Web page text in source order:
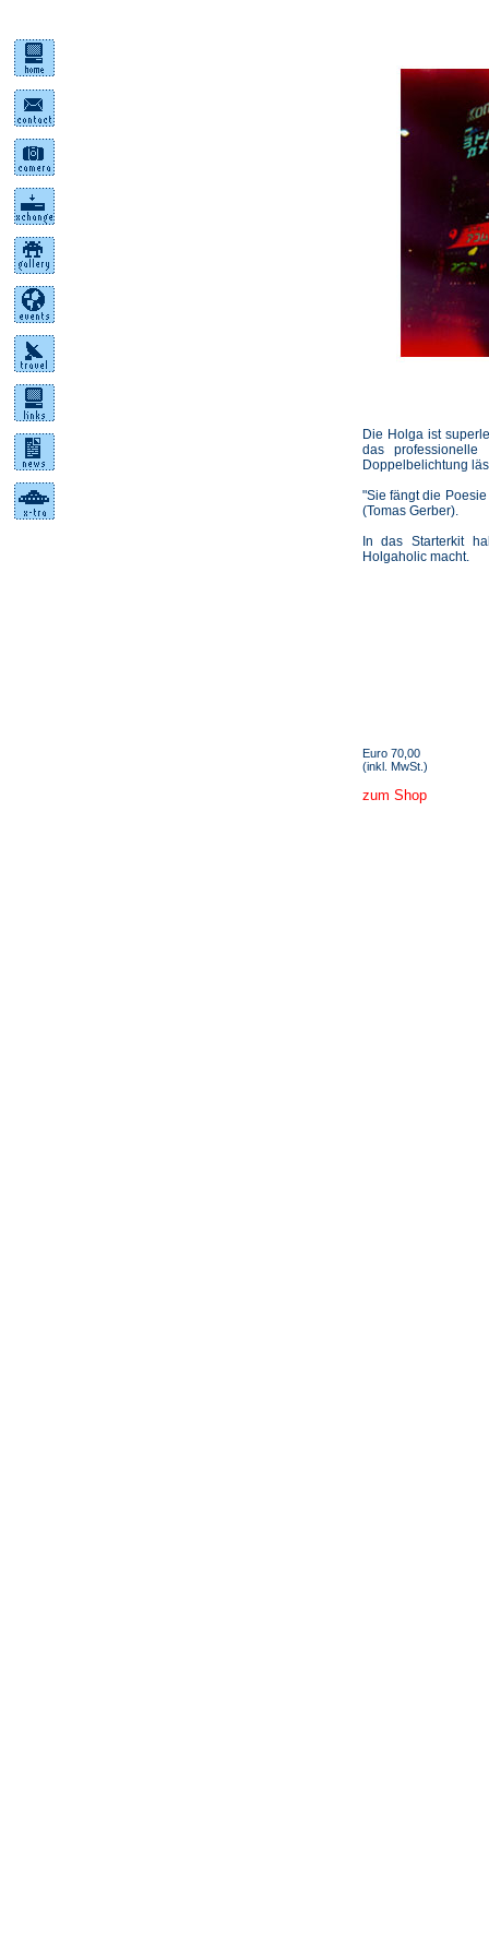
Die Holga ist
das
Doppelbelichtung
"Sie fängt die
(Tomas Gerber).
In das Starterkit
Holgaholic macht.
Euro 70,00
(inkl. MwSt.)
zum Shop